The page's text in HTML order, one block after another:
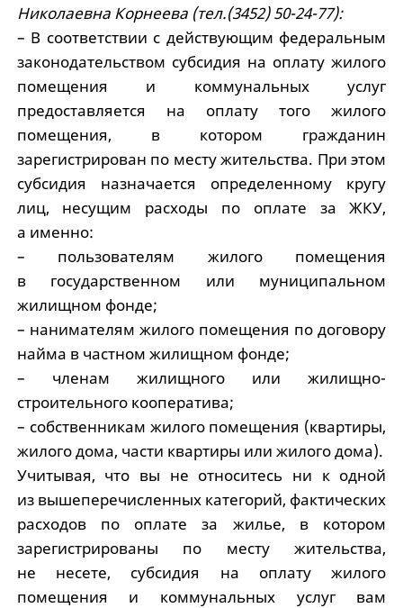
Николаевна Корнеева (тел.(3452) 50-24-77):
– В соответствии с действующим федеральным
законодательством субсидия на оплату жилого
помещения и коммунальных услуг
предоставляется на оплату того жилого
помещения, в котором гражданин
зарегистрирован по месту жительства. При этом
субсидия назначается определенному кругу
лиц, несущим расходы по оплате за ЖКУ,
а именно:
– пользователям жилого помещения
в государственном или муниципальном
жилищном фонде;
– нанимателям жилого помещения по договору
найма в частном жилищном фонде;
– членам жилищного или жилищно-
строительного кооператива;
– собственникам жилого помещения (квартиры,
жилого дома, части квартиры или жилого дома).
Учитывая, что вы не относитесь ни к одной
из вышеперечисленных категорий, фактических
расходов по оплате за жилье, в котором
зарегистрированы по месту жительства,
не несете, субсидия на оплату жилого
помещения и коммунальных услуг вам